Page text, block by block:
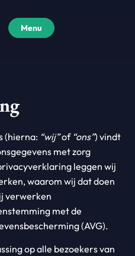
Menu
(hierna: “wij”of “ons”) vindt
met zorg
leggen wij
waarom wij dat doen
verwerken
met de
(AVG).
op alle bezoekers van